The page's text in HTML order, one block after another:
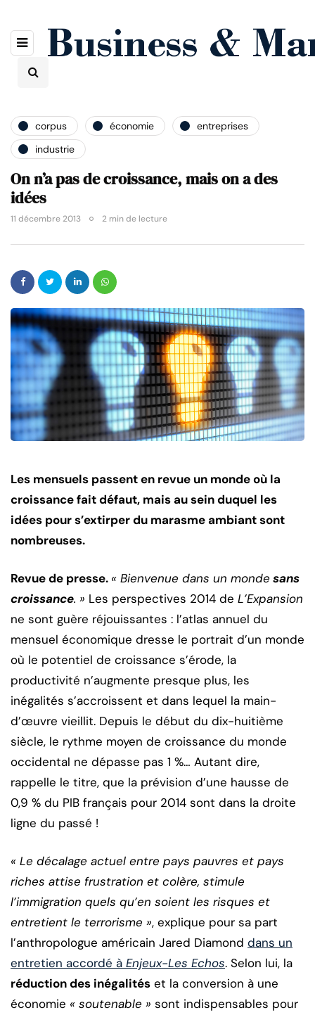
corpus économie
entreprises
industrie
On n’a pas de croissance, mais on a des
idées
11 décembre 2013 2 min de lecture
Les mensuels passent en revue un monde où la
croissance fait défaut, mais au sein duquel les
idées pour s’extirper du marasme ambiant sont
nombreuses.
Revue de presse. « Bienvenue dans un monde sans
croissance. » Les perspectives 2014 de L’Expansion
ne sont guère réjouissantes : l’atlas annuel du
mensuel économique dresse le portrait d’un monde
où le potentiel de croissance s’érode, la
productivité n’augmente presque plus, les
inégalités s’accroissent et dans lequel la main-
d’œuvre vieillit. Depuis le début du dix-huitième
siècle, le rythme moyen de croissance du monde
occidental ne dépasse pas 1 %… Autant dire,
rappelle le titre, que la prévision d’une hausse de
0,9 % du PIB français pour 2014 sont dans la droite
ligne du passé !
« Le décalage actuel entre pays pauvres et pays
riches attise frustration et colère, stimule
l’immigration quels qu’en soient les risques et
entretient le terrorisme », explique pour sa part
l’anthropologue américain Jared Diamond dans un
entretien accordé à Enjeux-Les Echos. Selon lui, la
réduction des inégalités et la conversion à une
économie « soutenable » sont indispensables pour